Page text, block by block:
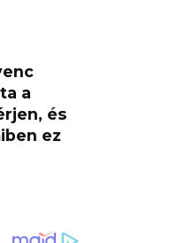
a
és
ez